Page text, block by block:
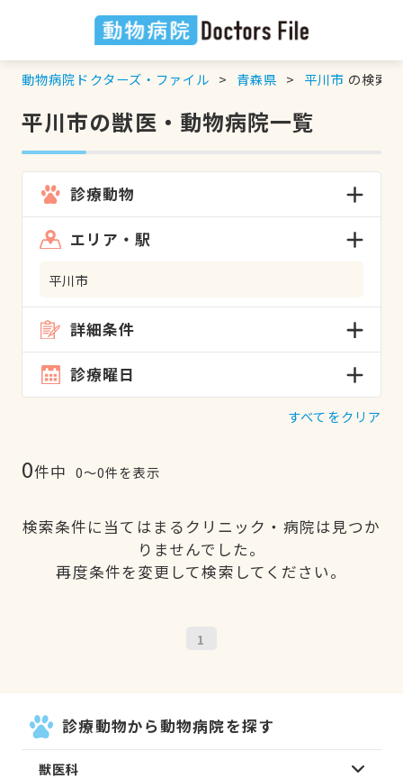
動物病院ドクターズ・ファイル 青森県 平川市 の検索
平川市の獣医・動物病院一覧
診療動物
エリア・駅
平川市
詳細条件
診療曜日
すべてをクリア
0件中 0〜0件を表示
検索条件に当てはまるクリニック・病院は見つか
りませんでした。
再度条件を変更して検索してください。
1
診療動物から動物病院を探す
獣医科